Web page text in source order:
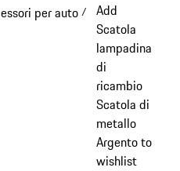
per auto /
Add
Scatola
lampadina
di
ricambio
Scatola di
metallo
Argento to
wishlist